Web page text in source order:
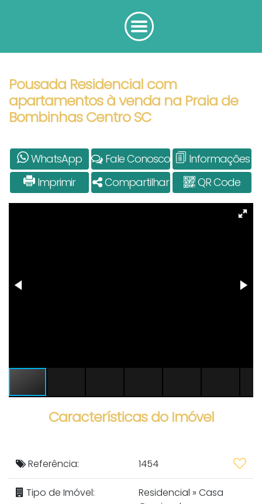
Pousada Residencial com
apartamentos à venda na Praia de
Bombinhas Centro SC
WhatsApp Fale Conosco
Informações
Imprimir
Compartilhar QR Code
Características do Imóvel
Referência: 1454
Tipo de Imóvel: Residencial » Casa